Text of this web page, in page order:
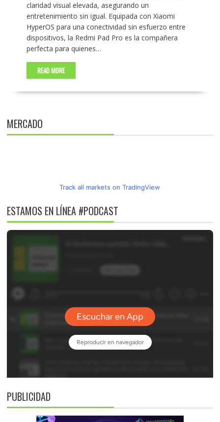
claridad visual elevada, asegurando un
entretenimiento sin igual. Equipada con Xiaomi
HyperOS para una conectividad sin esfuerzo entre
dispositivos, la Redmi Pad Pro es la compañera
perfecta para quienes…
READ MORE
MERCADO
Track all markets on TradingView
ESTAMOS EN LÍNEA #PODCAST
PUBLICIDAD